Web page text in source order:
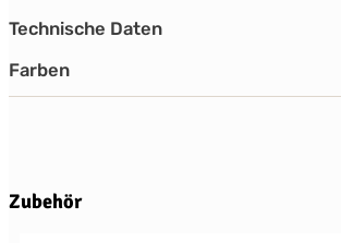
Technische Daten
Farben
Produktgalerie überspringen
Zubehör